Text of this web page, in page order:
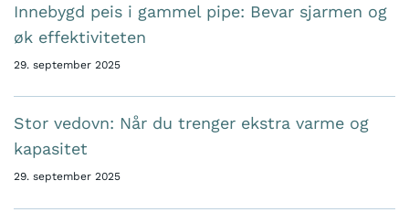
Innebygd peis i gammel pipe: Bevar sjarmen og
øk effektiviteten
29. september 2025
Stor vedovn: Når du trenger ekstra varme og
kapasitet
29. september 2025